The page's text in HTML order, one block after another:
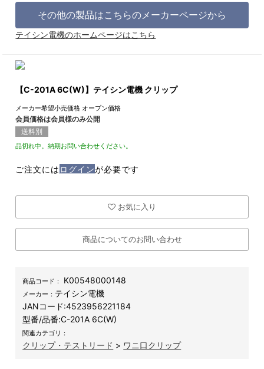
その他の製品はこちらのメーカーページから
テイシン電機のホームページはこちら
【C-201A 6C(W)】テイシン電機 クリップ
メーカー希望小売価格 オープン価格
会員価格は会員様のみ公開
送料別
品切れ中。納期お問い合わせください。
ご注文には ログインが必要です
お気に入り
商品についてのお問い合わせ
商品コード： K00548000148
メーカー： テイシン電機
JANコード:4523956221184
型番/品番:C-201A 6C(W)
関連カテゴリ：
クリップ・テストリード > ワニ口クリップ